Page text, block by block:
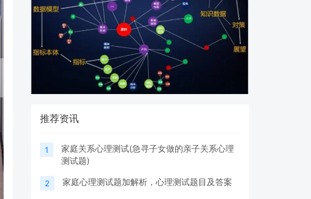
推荐资讯
1
家庭关系心理测试(急寻子女做的亲子关系心理
测试题)
2 家庭心理测试题加解析，心理测试题目及答案